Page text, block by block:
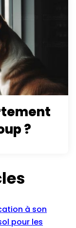
?
à son
pour les